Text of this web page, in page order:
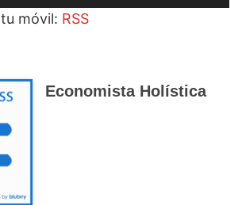
móvil: RSS
Economista Holística